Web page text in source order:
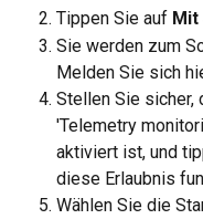
Tippen Sie auf
Sie werden zum
Melden Sie sich
Stellen Sie sicher,
'Telemetry
aktiviert ist, und
diese Erlaubnis
Wählen Sie die